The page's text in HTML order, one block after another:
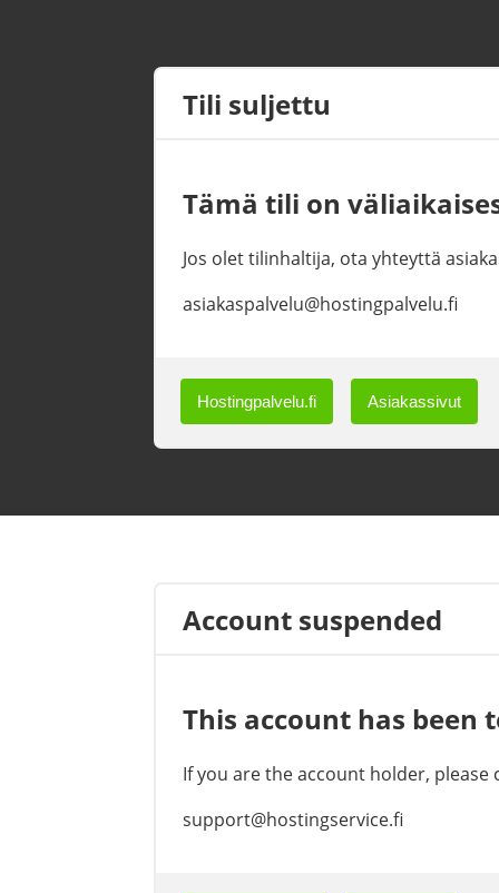
Tili suljettu
Tämä tili on
Jos olet tilinhaltija, ota yhteyttä
asiakaspalvelu@hostingpalvelu.fi
Hostingpalvelu.fi Asiakassivut
Account suspended
This account has been
If you are the account holder,
support@hostingservice.fi